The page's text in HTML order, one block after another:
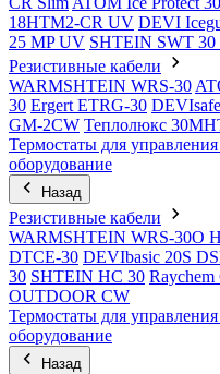
18HTM2-CR UV DEVI
25 MP UV SHTEIN SWT
Резистивные кабели
WARMSHTEIN WRS-30
30 Ergert ETRG-30
GM-2CW Теплолюкс
Термостаты для
оборудование
Назад
Резистивные кабели
WARMSHTEIN WRS-30O
DTCE-30 DEVIbasic 20S
30 SHTEIN HC 30
OUTDOOR CW
Термостаты для
оборудование
Назад